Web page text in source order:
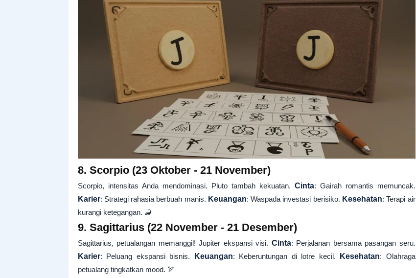
8. Scorpio (23 Oktober - 21 November)
Scorpio, intensitas Anda mendominasi. Pluto tambah kekuatan. Cinta: Gairah romantis memuncak.
Karier: Strategi rahasia berbuah manis. Keuangan: Waspada investasi berisiko. Kesehatan: Terapi air
kurangi ketegangan. 🦂
9. Sagittarius (22 November - 21 Desember)
Sagittarius, petualangan memanggil! Jupiter ekspansi visi. Cinta: Perjalanan bersama pasangan seru.
Karier: Peluang ekspansi bisnis. Keuangan: Keberuntungan di lotre kecil. Kesehatan: Olahraga
petualang tingkatkan mood. 🏹